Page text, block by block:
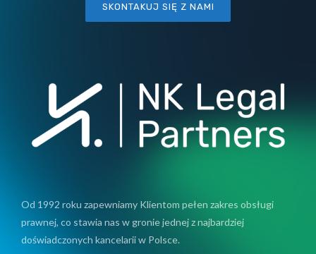
SKONTAKUJ SIĘ Z NAMI
Od 1992 roku zapewniamy Klientom pełen zakres obsługi
prawnej, co stawia nas w gronie jednej z najbardziej
doświadczonych kancelarii w Polsce.